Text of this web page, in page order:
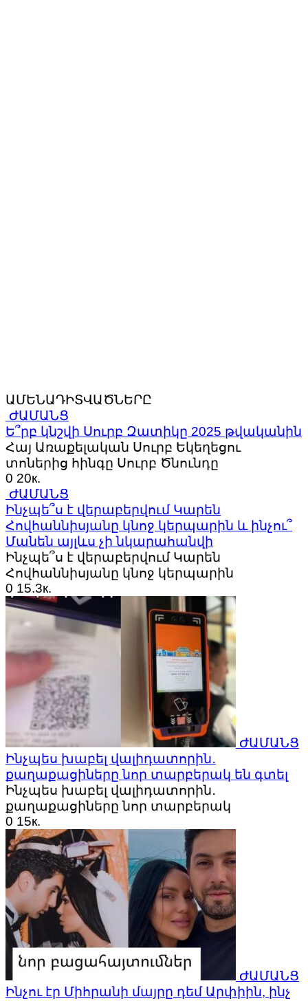
ԱՄԵՆԱԴԻՏՎԱԾՆԵՐԸ
ԺԱՄԱՆՑ
Ե՞րբ կնշվի Սուրբ Զատիկը 2025 թվականին
Հայ Առաքելական Սուրբ Եկեղեցու
տոներից հինգը Սուրբ Ծնունդը
0 20к.
ԺԱՄԱՆՑ
Ինչպե՞ս է վերաբերվում Կարեն
Հովհաննիսյանը կնոջ կերպարին և ինչու՞
Մանեն այլևս չի նկարահանվի
Ինչպե՞ս է վերաբերվում Կարեն
Հովհաննիսյանը կնոջ կերպարին
0 15.3к.
ԺԱՄԱՆՑ
Ինչպես խաբել վալիդատորին․
քաղաքացիները նոր տարբերակ են գտել
Ինչպես խաբել վալիդատորին․
քաղաքացիները նոր տարբերակ
0 15к.
ԺԱՄԱՆՑ
Ինչու էր Միհրանի մայրը դեմ Արփիին, ինչ